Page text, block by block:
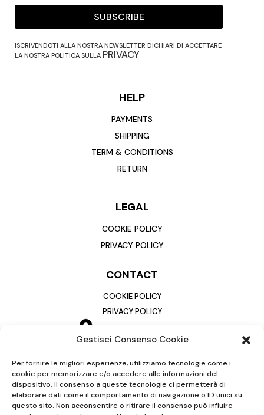
Gestisci Consenso Cookie
Per fornire le migliori esperienze, utilizziamo tecnologie come i
cookie per memorizzare e/o accedere alle informazioni del
dispositivo. Il consenso a queste tecnologie ci permetterà di
elaborare dati come il comportamento di navigazione o ID unici su
questo sito. Non acconsentire o ritirare il consenso può influire
SUBSCRIBE
ISCRIVENDOTI ALLA NOSTRA NEWSLETTER DICHIARI DI ACCETTARE
LA NOSTRA POLITICA SULLA PRIVACY
HELP
PAYMENTS
SHIPPING
TERM & CONDITIONS
RETURN
LEGAL
COOKIE POLICY
PRIVACY POLICY
CONTACT
COOKIE POLICY
PRIVACY POLICY